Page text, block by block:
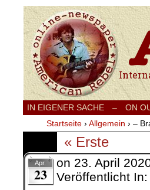
IN EIGENER SACHE – ON
Startseite › Allgemein › –
« Erste
Apr.
23
on 23. April
Veröffentlicht In: